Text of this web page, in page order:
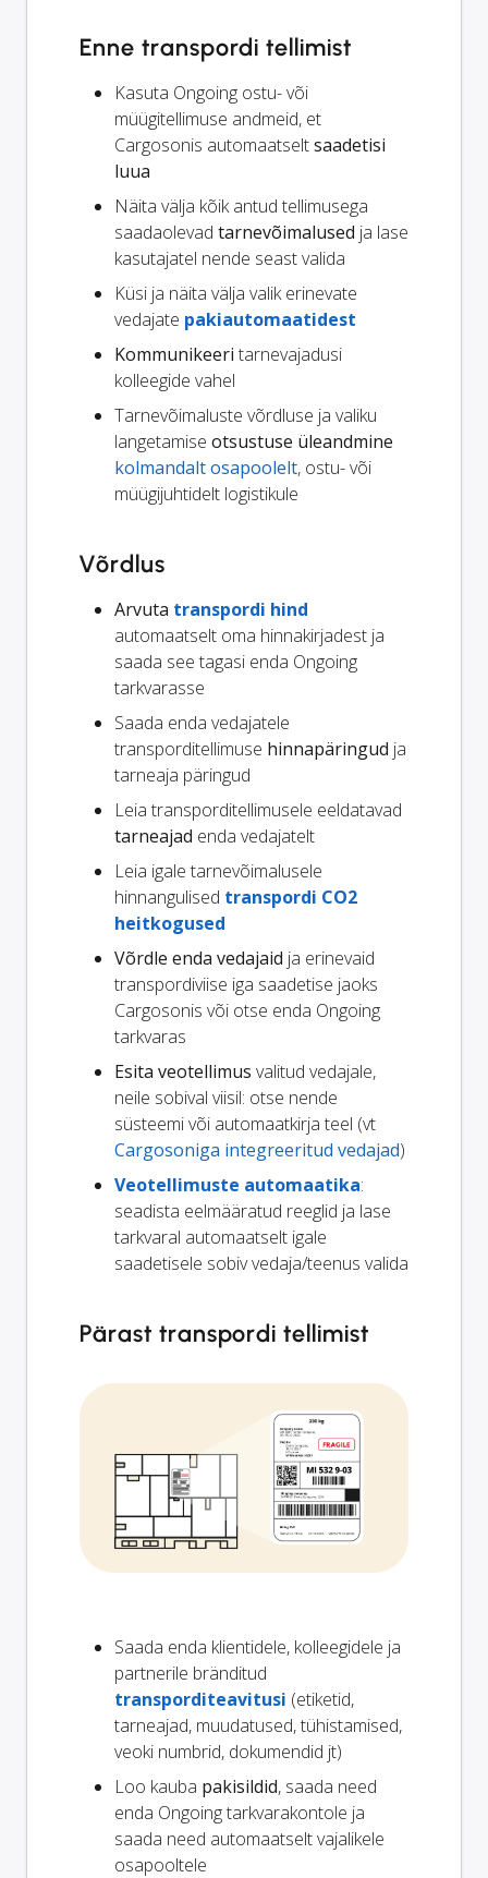
Enne transpordi tellimist
Kasuta Ongoing ostu- või
müügitellimuse andmeid, et
Cargosonis automaatseltsaadetisi
luua
Näita välja kõik antud tellimusega
saadaolevad tarnevõimalused ja lase
kasutajatel nende seast valida
Küsi ja näita välja valik erinevate
vedajate pakiautomaatidest
Kommunikeeri tarnevajadusi
kolleegide vahel
Tarnevõimaluste võrdluse ja valiku
langetamise otsustuse üleandmine
kolmandalt osapoolelt, ostu- või
müügijuhtidelt logistikule
Võrdlus
Arvuta transpordi hind
automaatselt oma hinnakirjadest ja
saada see tagasi enda Ongoing
tarkvarasse
Saada enda vedajatele
transporditellimuse hinnapäringud ja
tarneaja päringud
Leia transporditellimusele eeldatavad
tarneajad enda vedajatelt
Leia igale tarnevõimalusele
hinnangulised transpordi CO2
heitkogused
Võrdle enda vedajaid ja erinevaid
transpordiviise iga saadetise jaoks
Cargosonis või otse enda Ongoing
tarkvaras
Esita veotellimus valitud vedajale,
neile sobival viisil: otse nende
süsteemi või automaatkirja teel (vt
Cargosoniga integreeritud vedajad)
Veotellimuste automaatika:
seadista eelmääratud reeglid ja lase
tarkvaral automaatselt igale
saadetisele sobiv vedaja/teenus valida
Pärast transpordi tellimist
Saada enda klientidele, kolleegidele ja
partnerile bränditud
transporditeavitusi (etiketid,
tarneajad, muudatused, tühistamised,
veoki numbrid, dokumendid jt)
Loo kauba pakisildid, saada need
enda Ongoing tarkvarakontole ja
saada need automaatselt vajalikele
osapooltele